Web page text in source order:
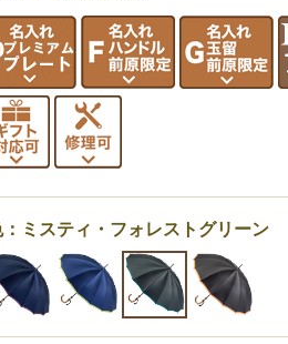
：ミスティ・フォレストグリーン